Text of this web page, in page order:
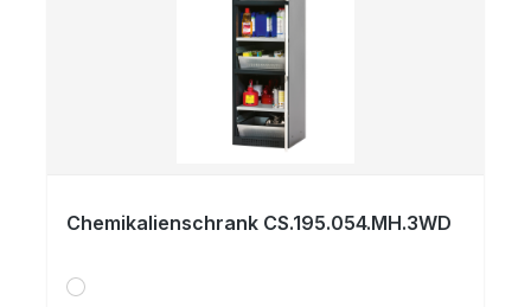
Chemikalienschrank CS.195.054.MH.3WD